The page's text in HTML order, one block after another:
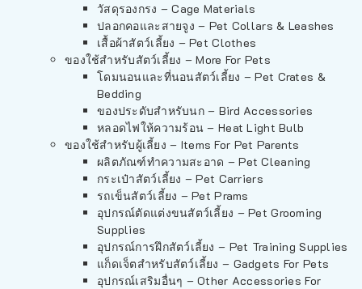
วัสดุรองกรง – Cage Materials
ปลอกคอและสายจูง – Pet Collars & Leashes
เสื้อผ้าสัตว์เลี้ยง – Pet Clothes
ของใช้สำหรับสัตว์เลี้ยง – More For Pets
โดมนอนและที่นอนสัตว์เลี้ยง – Pet Crates &
Bedding
ของประดับสำหรับนก – Bird Accessories
หลอดไฟให้ความร้อน – Heat Light Bulb
ของใช้สำหรับผู้เลี้ยง – Items For Pet Parents
ผลิตภัณฑ์ทำความสะอาด – Pet Cleaning
กระเป๋าสัตว์เลี้ยง – Pet Carriers
รถเข็นสัตว์เลี้ยง – Pet Prams
อุปกรณ์ตัดแต่งขนสัตว์เลี้ยง – Pet Grooming
Supplies
อุปกรณ์การฝึกสัตว์เลี้ยง – Pet Training Supplies
แก็ดเจ็ตสำหรับสัตว์เลี้ยง – Gadgets For Pets
อุปกรณ์เสริมอื่นๆ – Other Accessories For